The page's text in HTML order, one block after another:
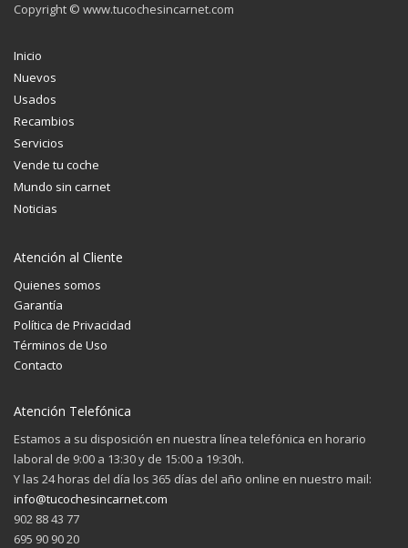
Copyright © www.tucochesincarnet.com
Inicio
Nuevos
Usados
Recambios
Servicios
Vende tu coche
Mundo sin carnet
Noticias
Atención al Cliente
Quienes somos
Garantía
Política de Privacidad
Términos de Uso
Contacto
Atención Telefónica
Estamos a su disposición en nuestra línea telefónica en horario
laboral de 9:00 a 13:30 y de 15:00 a 19:30h.
Y las 24 horas del día los 365 días del año online en nuestro mail:
info@tucochesincarnet.com
902 88 43 77
695 90 90 20